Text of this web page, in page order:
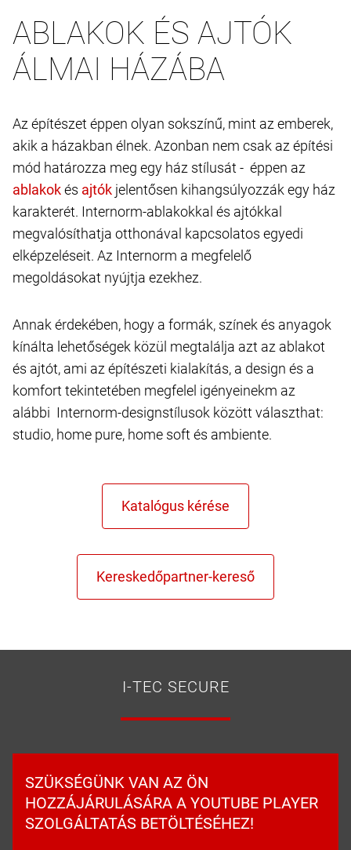
ABLAKOK ÉS AJTÓK
ÁLMAI HÁZÁBA
Az építészet éppen olyan sokszínű, mint az emberek,
akik a házakban élnek. Azonban nem csak az építési
mód határozza meg egy ház stílusát - éppen az
és
jelentősen kihangsúlyozzák egy ház
karakterét. Internorm-ablakokkal és ajtókkal
megvalósíthatja otthonával kapcsolatos egyedi
elképzeléseit. Az Internorm a megfelelő
megoldásokat nyújtja ezekhez.
Annak érdekében, hogy a formák, színek és anyagok
kínálta lehetőségek közül megtalálja azt az ablakot
és ajtót, ami az építészeti kialakítás, a design és a
komfort tekintetében megfelel igényeinekm az
alábbi Internorm-designstílusok között választhat:
studio, home pure, home soft és ambiente.
I-TEC SECURE
SZÜKSÉGÜNK VAN AZ ÖN
HOZZÁJÁRULÁSÁRA A YOUTUBE PLAYER
SZOLGÁLTATÁS BETÖLTÉSÉHEZ!